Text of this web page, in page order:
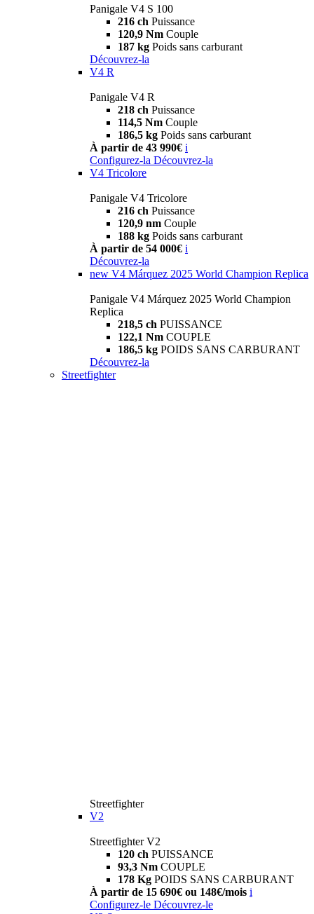
Panigale V4 S 100
216 ch Puissance
120,9 Nm Couple
187 kg Poids sans carburant
Découvrez-la
V4 R
Panigale V4 R
218 ch Puissance
114,5 Nm Couple
186,5 kg Poids sans carburant
À partir de 43 990€ i
Configurez-la Découvrez-la
V4 Tricolore
Panigale V4 Tricolore
216 ch Puissance
120,9 nm Couple
188 kg Poids sans carburant
À partir de 54 000€ i
Découvrez-la
new V4 Márquez 2025 World Champion Replica
Panigale V4 Márquez 2025 World Champion
Replica
218,5 ch PUISSANCE
122,1 Nm COUPLE
186,5 kg POIDS SANS CARBURANT
Découvrez-la
Streetfighter
Streetfighter
V2
Streetfighter V2
120 ch PUISSANCE
93,3 Nm COUPLE
178 Kg POIDS SANS CARBURANT
À partir de 15 690€ ou 148€/mois i
Configurez-le Découvrez-le